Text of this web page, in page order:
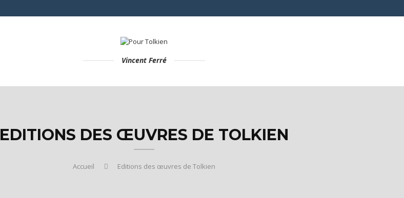
Vincent Ferré
EDITIONS DES ŒUVRES DE TOLKIEN
Accueil Editions des œuvres de Tolkien